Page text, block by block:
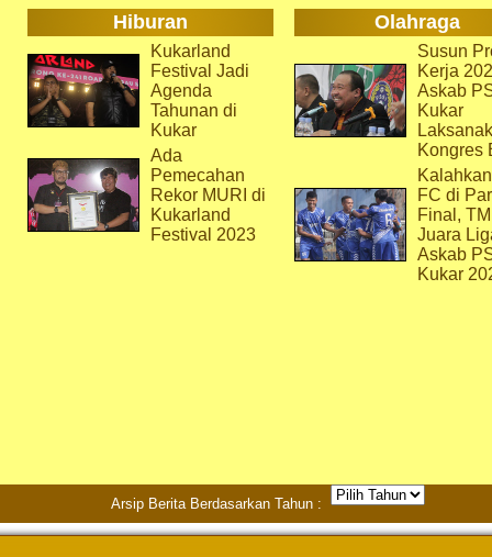
Hiburan Olahraga
Kukarland
Festival Jadi
Agenda
Tahunan di
Kukar
Ada
Pemecahan
Rekor MURI di
Kukarland
Festival 2023
Susun
Kerja
Askab
Kukar
Kongres
FC di
Final,
Juara
Askab
Kukar
Arsip Berita Berdasarkan Tahun :